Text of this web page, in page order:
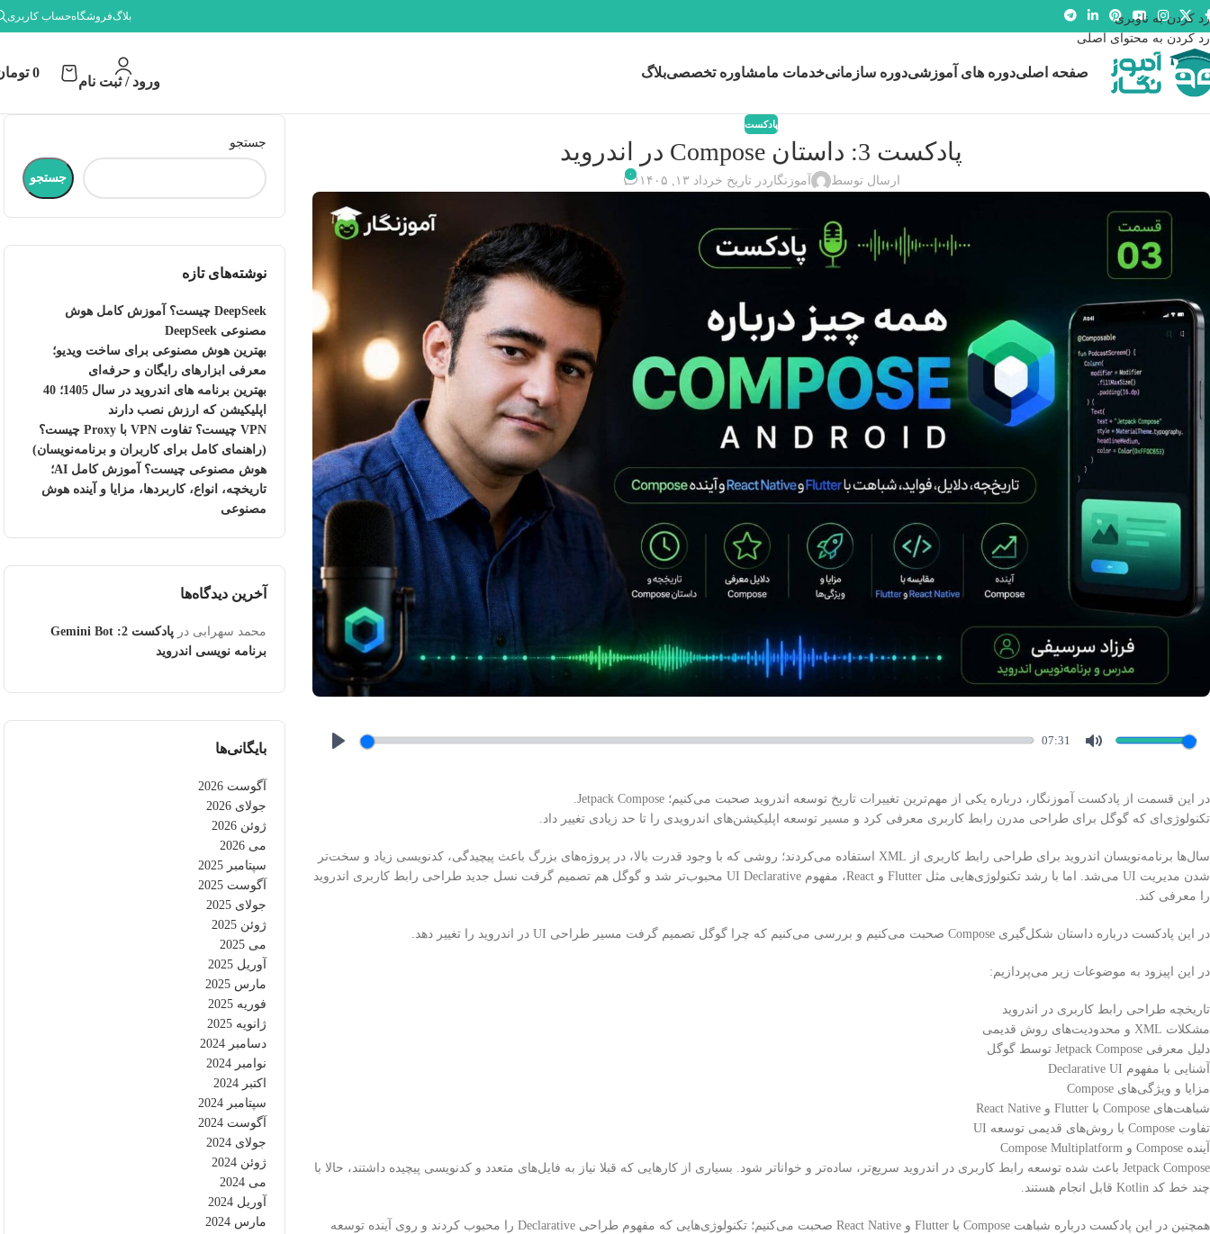
رد کردن به ناوبری
رد کردن به محتوای اصلی
بلاگفروشگاهحساب کاربری
صفحه اصلیدوره های آموزشیدوره سازمانیخدمات مامشاوره تخصصیبلاگ
ورود / ثبت نام
0
پادکست
پادکست 3: داستان Compose در اندروید
ارسال توسط آموزنگاردر تاریخ خرداد ۱۳, ۱۴۰۵ ۰
07:31
در این قسمت از پادکست آموزنگار، درباره یکی از مهم‌ترین تغییرات تاریخ توسعه اندروید صحبت می‌کنیم؛ Jetpack Compose.
تکنولوژی‌ای که گوگل برای طراحی مدرن رابط کاربری معرفی کرد و مسیر توسعه اپلیکیشن‌های اندرویدی را تا حد زیادی تغییر داد.
سال‌ها برنامه‌نویسان اندروید برای طراحی رابط کاربری از XML استفاده می‌کردند؛ روشی که با وجود قدرت بالا، در پروژه‌های بزرگ باعث پیچیدگی، کدنویسی زیاد و سخت‌تر
شدن مدیریت UI می‌شد. اما با رشد تکنولوژی‌هایی مثل Flutter و React، مفهوم UI Declarative محبوب‌تر شد و گوگل هم تصمیم گرفت نسل جدید طراحی رابط کاربری اندروید
را معرفی کند.
در این پادکست درباره داستان شکل‌گیری Compose صحبت می‌کنیم و بررسی می‌کنیم که چرا گوگل تصمیم گرفت مسیر طراحی UI در اندروید را تغییر دهد.
در این اپیزود به موضوعات زیر می‌پردازیم:
تاریخچه طراحی رابط کاربری در اندروید
مشکلات XML و محدودیت‌های روش قدیمی
دلیل معرفی Jetpack Compose توسط گوگل
آشنایی با مفهوم Declarative UI
مزایا و ویژگی‌های Compose
شباهت‌های Compose با Flutter و React Native
تفاوت Compose با روش‌های قدیمی توسعه UI
آینده Compose و Compose Multiplatform
Jetpack Compose باعث شده توسعه رابط کاربری در اندروید سریع‌تر، ساده‌تر و خواناتر شود. بسیاری از کارهایی که قبلا نیاز به فایل‌های متعدد و کدنویسی پیچیده داشتند، حالا با
چند خط کد Kotlin قابل انجام هستند.
همچنین در این پادکست درباره شباهت Compose با Flutter و React Native صحبت می‌کنیم؛ تکنولوژی‌هایی که مفهوم طراحی Declarative را محبوب کردند و روی آینده توسعه
جستجو
جستجو
نوشته‌های تازه
DeepSeek چیست؟ آموزش کامل هوش
مصنوعی DeepSeek
بهترین هوش مصنوعی برای ساخت ویدیو؛
معرفی ابزارهای رایگان و حرفه‌ای
بهترین برنامه های اندروید در سال 1405؛ 40
اپلیکیشن که ارزش نصب دارند
VPN چیست؟ تفاوت VPN با Proxy چیست؟
(راهنمای کامل برای کاربران و برنامه‌نویسان)
هوش مصنوعی چیست؟ آموزش کامل AI؛
تاریخچه، انواع، کاربردها، مزایا و آینده هوش
مصنوعی
آخرین دیدگاه‌ها
محمد سهرابی در
پادکست 2: Gemini Bot
برنامه نویسی اندروید
بایگانی‌ها
آگوست 2026
جولای 2026
ژوئن 2026
می 2026
سپتامبر 2025
آگوست 2025
جولای 2025
ژوئن 2025
می 2025
آوریل 2025
مارس 2025
فوریه 2025
ژانویه 2025
دسامبر 2024
نوامبر 2024
اکتبر 2024
سپتامبر 2024
آگوست 2024
جولای 2024
ژوئن 2024
می 2024
آوریل 2024
مارس 2024